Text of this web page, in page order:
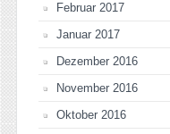
Februar 2017
Januar 2017
Dezember 2016
November 2016
Oktober 2016